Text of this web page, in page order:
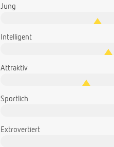
Jung
Intelligent
Attraktiv
Sportlich
Extrovertiert